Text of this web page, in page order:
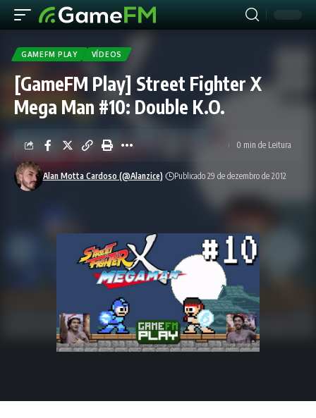
GAMEFM PLAY VÍDEOS
[GameFM Play] Street Fighter X
Mega Man #10: Double K.O.
Alan Motta Cardoso (@Alanzice) Publicado 29 de dezembro de 2012
0 min de Leitura